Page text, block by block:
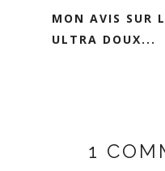
MON AVIS SUR
ULTRA DOUX...
1